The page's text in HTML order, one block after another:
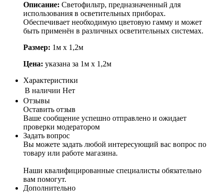
Описание: Светофильтр, предназначенный для
использования в осветительных приборах.
Обеспечивает необходимую цветовую гамму и может
быть применён в различных осветительных системах.
Размер: 1м х 1,2м
Цена: указана за 1м х 1,2м
Характеристики
В наличии Нет
Отзывы
Оставить отзыв
Ваше сообщение успешно отправлено и ожидает
проверки модератором
Задать вопрос
Вы можете задать любой интересующий вас вопрос по
товару или работе магазина.
Наши квалифицированные специалисты обязательно
вам помогут.
Дополнительно